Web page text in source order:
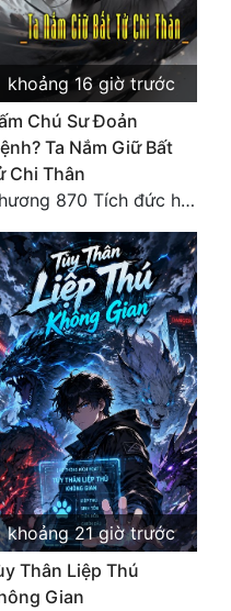
khoảng 16 giờ trước
Chú Sư Đoản
Ta Nắm Giữ Bất
Chi Thân
Chương 870 Tích đức hành thiện
khoảng 21 giờ trước
Thân Liệp Thú
Gian